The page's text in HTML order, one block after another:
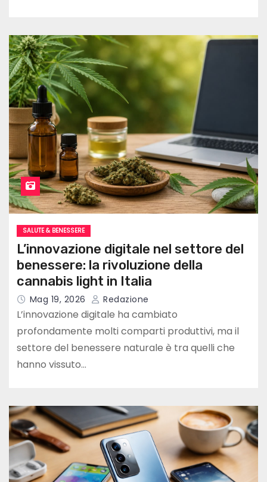
SALUTE & BENESSERE
L’innovazione digitale nel settore del
benessere: la rivoluzione della
cannabis light in Italia
Mag 19, 2026 Redazione
L’innovazione digitale ha cambiato
profondamente molti comparti produttivi, ma il
settore del benessere naturale è tra quelli che
hanno vissuto…